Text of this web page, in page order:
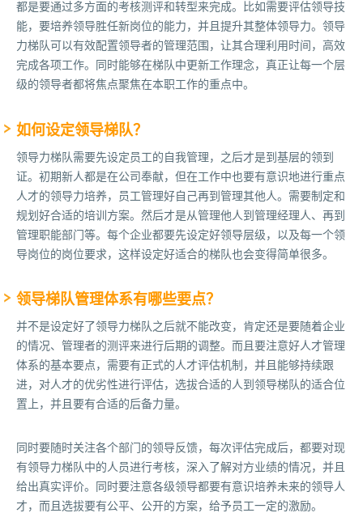
都是要通过多方面的考核测评和转型来完成。比如需要评估领导技
能，要培养领导胜任新岗位的能力，并且提升其整体领导力。领导
力梯队可以有效配置领导者的管理范围，让其合理利用时间，高效
完成各项工作。同时能够在梯队中更新工作理念，真正让每一个层
级的领导者都将焦点聚焦在本职工作的重点中。
如何设定领导梯队？
领导力梯队需要先设定员工的自我管理，之后才是到基层的领到
证。初期新人都是在公司奉献，但在工作中也要有意识地进行重点
人才的领导力培养，员工管理好自己再到管理其他人。需要制定和
规划好合适的培训方案。然后才是从管理他人到管理经理人、再到
管理职能部门等。每个企业都要先设定好领导层级，以及每一个领
导岗位的岗位要求，这样设定好适合的梯队也会变得简单很多。
领导梯队管理体系有哪些要点？
并不是设定好了领导力梯队之后就不能改变，肯定还是要随着企业
的情况、管理者的测评来进行后期的调整。而且要注意好人才管理
体系的基本要点，需要有正式的人才评估机制，并且能够持续跟
进，对人才的优劣性进行评估，选拔合适的人到领导梯队的适合位
置上，并且要有合适的后备力量。
同时要随时关注各个部门的领导反馈，每次评估完成后，都要对现
有领导力梯队中的人员进行考核，深入了解对方业绩的情况，并且
给出真实评价。同时要注意各级领导都要有意识培养未来的领导人
才，而且选拔要有公平、公开的方案，给予员工一定的激励。